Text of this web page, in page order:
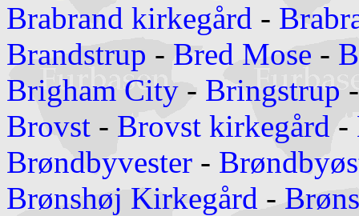
Brabrand kirkegård -
Brandstrup - Bred Mose -
Brigham City - Bringstrup
Brovst - Brovst kirkegård -
Brøndbyvester -
Brønshøj Kirkegård -